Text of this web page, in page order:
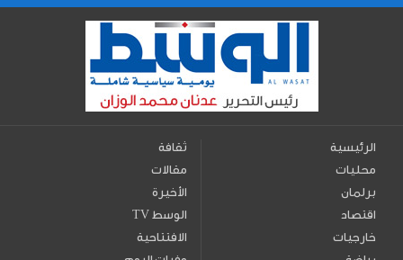
الرئيسية
محليات
برلمان
اقتصاد
خارجيات
ثقافة
مقالات
الأخيرة
TV الوسط
الافتتاحية